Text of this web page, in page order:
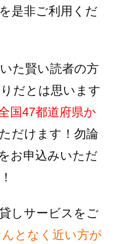
是非ご利用くだ
た賢い読者の方
だとは思います
国47都道府県か
だけます！ 勿論
お申込みいただ
しサービスをご
んとなく近い方が